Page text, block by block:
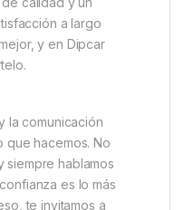
a largo
y en Dipcar
la comunicación
que hacemos. No
siempre hablamos
es lo más
te invitamos a